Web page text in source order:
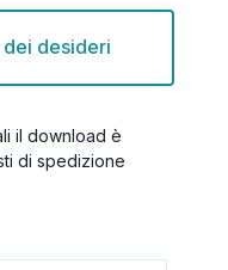
dei desideri
il download è
di spedizione